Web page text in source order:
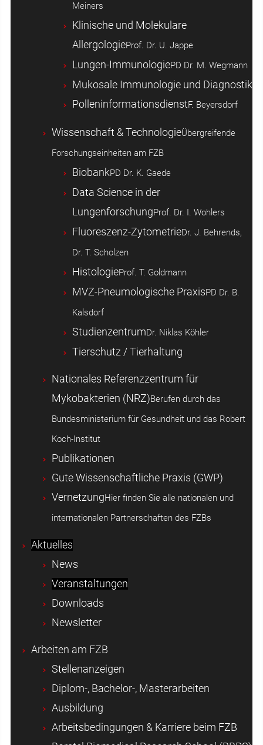
Meiners
Klinische und Molekulare
AllergologieProf. Dr. U. Jappe
Lungen-ImmunologiePD Dr. M. Wegmann
Mukosale Immunologie und Diagnostik
PolleninformationsdienstF. Beyersdorf
Wissenschaft & TechnologieÜbergreifende
Forschungseinheiten am FZB
BiobankPD Dr. K. Gaede
Data Science in der
LungenforschungProf. Dr. I. Wohlers
Fluoreszenz-ZytometrieDr. J. Behrends,
Dr. T. Scholzen
HistologieProf. T. Goldmann
MVZ-Pneumologische PraxisPD Dr. B.
Kalsdorf
StudienzentrumDr. Niklas Köhler
Tierschutz / Tierhaltung
Nationales Referenzzentrum für
Mykobakterien (NRZ)Berufen durch das
Bundesministerium für Gesundheit und das Robert
Koch-Institut
Publikationen
Gute Wissenschaftliche Praxis (GWP)
VernetzungHier finden Sie alle nationalen und
internationalen Partnerschaften des FZBs
Aktuelles
News
Veranstaltungen
Downloads
Newsletter
Arbeiten am FZB
Stellenanzeigen
Diplom-, Bachelor-, Masterarbeiten
Ausbildung
Arbeitsbedingungen & Karriere beim FZB